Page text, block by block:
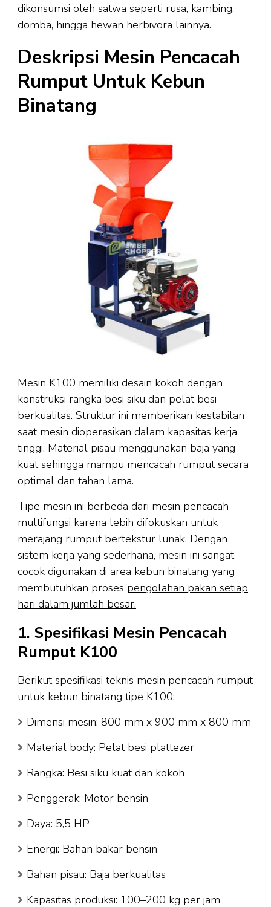
dikonsumsi oleh satwa seperti rusa, kambing,
domba, hingga hewan herbivora lainnya.
Deskripsi Mesin Pencacah
Rumput Untuk Kebun
Binatang
Mesin K100 memiliki desain kokoh dengan
konstruksi rangka besi siku dan pelat besi
berkualitas. Struktur ini memberikan kestabilan
saat mesin dioperasikan dalam kapasitas kerja
tinggi. Material pisau menggunakan baja yang
kuat sehingga mampu mencacah rumput secara
optimal dan tahan lama.
Tipe mesin ini berbeda dari mesin pencacah
multifungsi karena lebih difokuskan untuk
merajang rumput bertekstur lunak. Dengan
sistem kerja yang sederhana, mesin ini sangat
cocok digunakan di area kebun binatang yang
membutuhkan proses pengolahan pakan setiap
hari dalam jumlah besar.
1. Spesifikasi Mesin Pencacah
Rumput K100
Berikut spesifikasi teknis mesin pencacah rumput
untuk kebun binatang tipe K100:
Dimensi mesin: 800 mm x 900 mm x 800 mm
Material body: Pelat besi plattezer
Rangka: Besi siku kuat dan kokoh
Penggerak: Motor bensin
Daya: 5,5 HP
Energi: Bahan bakar bensin
Bahan pisau: Baja berkualitas
Kapasitas produksi: 100–200 kg per jam